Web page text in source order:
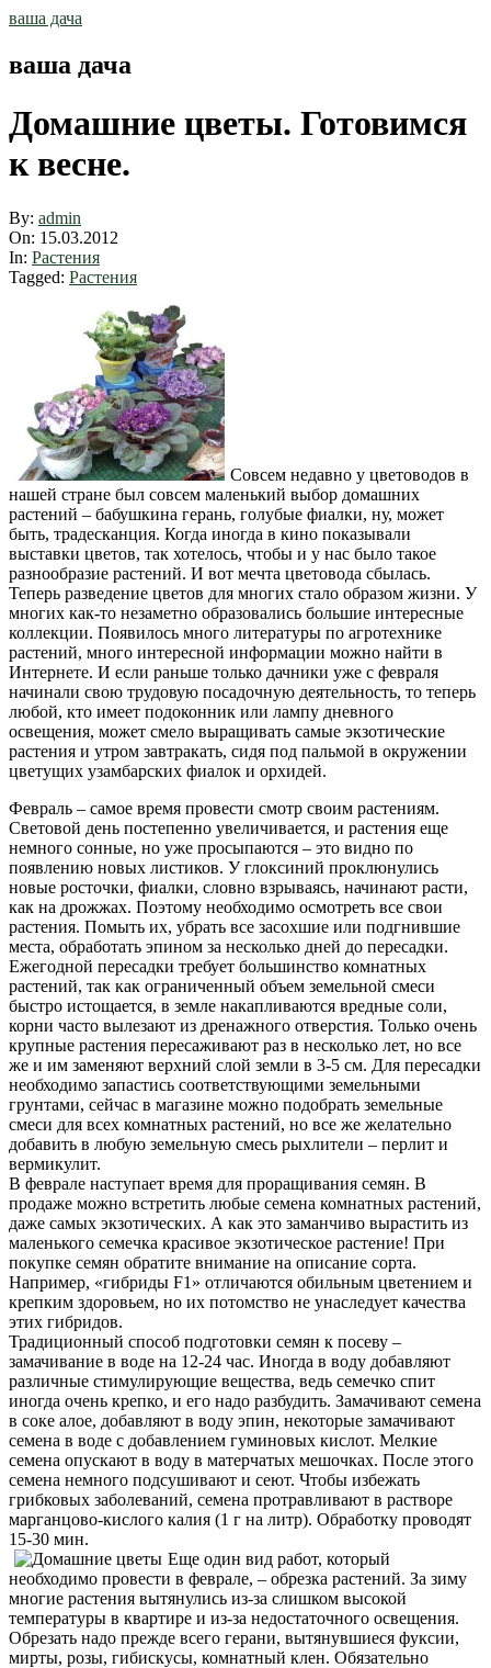
Skip
ваша дача
ваша дача
Домашние цветы. Готовимся
к весне.
By: admin
On: 15.03.2012
In: Растения
Tagged: Растения
Совсем недавно у цветоводов в
нашей стране был совсем маленький выбор домашних
растений – бабушкина герань, голубые фиалки, ну, может
быть, традесканция. Когда иногда в кино показывали
выставки цветов, так хотелось, чтобы и у нас было такое
разнообразие растений. И вот мечта цветовода сбылась.
Теперь разведение цветов для многих стало образом жизни. У
многих как-то незаметно образовались большие интересные
коллекции. Появилось много литературы по агротехнике
растений, много интересной информации можно найти в
Интернете. И если раньше только дачники уже с февраля
начинали свою трудовую посадочную деятельность, то теперь
любой, кто имеет подоконник или лампу дневного
освещения, может смело выращивать самые экзотические
растения и утром завтракать, сидя под пальмой в окружении
цветущих узамбарских фиалок и орхидей.
Февраль – самое время провести смотр своим растениям.
Световой день постепенно увеличивается, и растения еще
немного сонные, но уже просыпаются – это видно по
появлению новых листиков. У глоксиний проклюнулись
новые росточки, фиалки, словно взрываясь, начинают расти,
как на дрожжах. Поэтому необходимо осмотреть все свои
растения. Помыть их, убрать все засохшие или подгнившие
места, обработать эпином за несколько дней до пересадки.
Ежегодной пересадки требует большинство комнатных
растений, так как ограниченный объем земельной смеси
быстро истощается, в земле накапливаются вредные соли,
корни часто вылезают из дренажного отверстия. Только очень
крупные растения пересаживают раз в несколько лет, но все
же и им заменяют верхний слой земли в 3-5 см. Для пересадки
необходимо запастись соответствующими земельными
грунтами, сейчас в магазине можно подобрать земельные
смеси для всех комнатных растений, но все же желательно
добавить в любую земельную смесь рыхлители – перлит и
вермикулит.
В феврале наступает время для проращивания семян. В
продаже можно встретить любые семена комнатных растений,
даже самых экзотических. А как это заманчиво вырастить из
маленького семечка красивое экзотическое растение! При
покупке семян обратите внимание на описание сорта.
Например, «гибриды F1» отличаются обильным цветением и
крепким здоровьем, но их потомство не унаследует качества
этих гибридов.
Традиционный способ подготовки семян к посеву –
замачивание в воде на 12-24 час. Иногда в воду добавляют
различные стимулирующие вещества, ведь семечко спит
иногда очень крепко, и его надо разбудить. Замачивают семена
в соке алое, добавляют в воду эпин, некоторые замачивают
семена в воде с добавлением гуминовых кислот. Мелкие
семена опускают в воду в матерчатых мешочках. После этого
семена немного подсушивают и сеют. Чтобы избежать
грибковых заболеваний, семена протравливают в растворе
марганцово-кислого калия (1 г на литр). Обработку проводят
15-30 мин.
Еще один вид работ, который
необходимо провести в феврале, – обрезка растений. За зиму
многие растения вытянулись из-за слишком высокой
температуры в квартире и из-за недостаточного освещения.
Обрезать надо прежде всего герани, вытянувшиеся фуксии,
мирты, розы, гибискусы, комнатный клен. Обязательно